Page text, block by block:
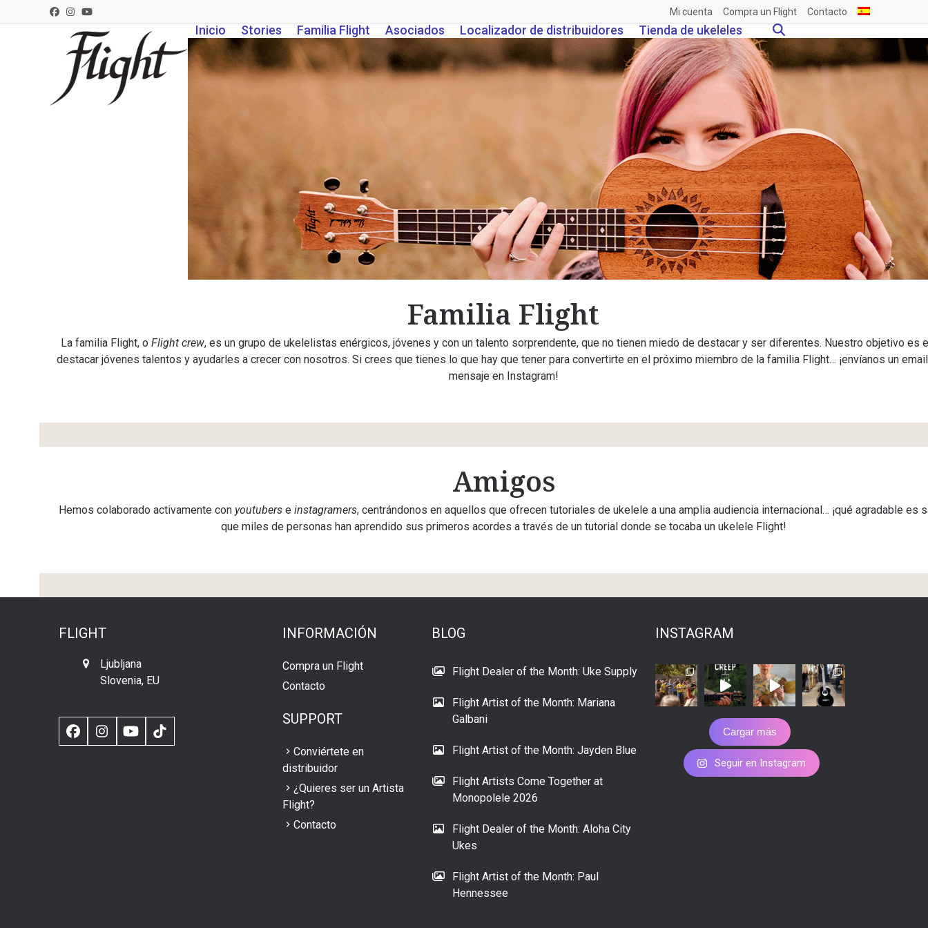
to
Facebook
Instagram
YouTube Mi cuenta Compra un Flight Contacto
Inicio Stories Familia Flight Asociados Localizador de distribuidores Tienda de ukeleles
Familia Flight
La familia Flight, o Flight crew, es un grupo de ukelelistas enérgicos, jóvenes y con un talento sorprendente, que no tienen miedo de destacar y ser diferentes. Nuestro objetivo es
destacar jóvenes talentos y ayudarles a crecer con nosotros. Si crees que tienes lo que hay que tener para convertirte en el próximo miembro de la familia Flight… ¡envíanos un
mensaje en Instagram!
Amigos
Hemos colaborado activamente con youtuberse instagramers, centrándonos en aquellos que ofrecen tutoriales de ukelele a una amplia audiencia internacional… ¡qué agradable es
que miles de personas han aprendido sus primeros acordes a través de un tutorial donde se tocaba un ukelele Flight!
FLIGHT
Ljubljana
Slovenia, EU
Facebook
Instagram
YouTubeTikTok
INFORMACIÓN
Compra un Flight
Contacto
SUPPORT
Conviértete en
distribuidor
¿Quieres ser un Artista
Flight?
Contacto
BLOG
Flight Dealer of the Month: Uke Supply
Flight Artist of the Month: Mariana
Galbani
Flight Artist of the Month: Jayden Blue
Flight Artists Come Together at
Monopolele 2026
Flight Dealer of the Month: Aloha City
Ukes
Flight Artist of the Month: Paul
Hennessee
INSTAGRAM
Cargar más
Seguir en Instagram